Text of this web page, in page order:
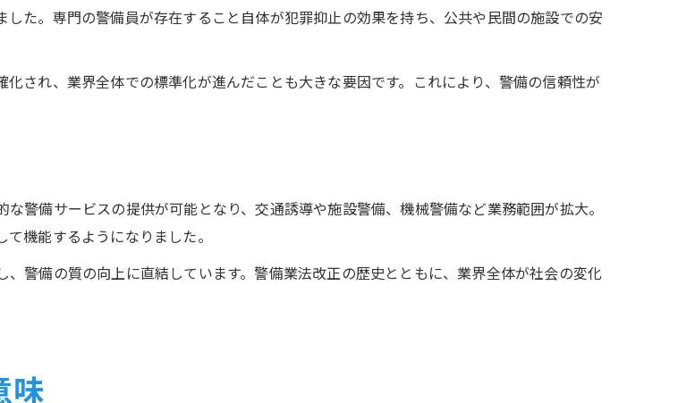
た。専門の警備員が存在すること自体が犯罪抑止の効果を持ち、公共や民間の施設での安
され、業界全体での標準化が進んだことも大きな要因です。これにより、警備の信頼性が
警備サービスの提供が可能となり、交通誘導や施設警備、機械警備など業務範囲が拡大。
機能するようになりました。
警備の質の向上に直結しています。警備業法改正の歴史とともに、業界全体が社会の変化
味